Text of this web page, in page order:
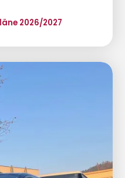
2026/2027